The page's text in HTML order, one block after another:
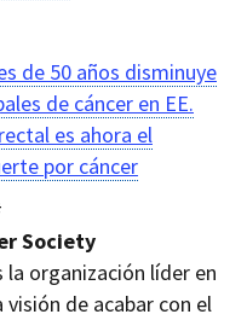
de 50 años disminuye
de cáncer en EE.
es ahora el
por cáncer
Society
la organización líder en
de acabar con el